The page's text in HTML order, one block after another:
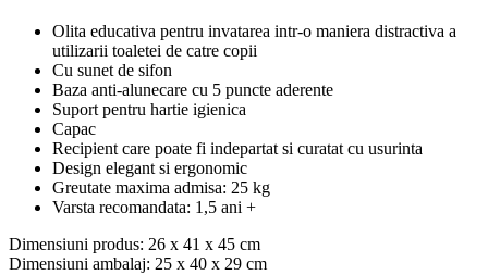
Olita educativa pentru invatarea intr-o maniera distractiva a
utilizarii toaletei de catre copii
Cu sunet de sifon
Baza anti-alunecare cu 5 puncte aderente
Suport pentru hartie igienica
Capac
Recipient care poate fi indepartat si curatat cu usurinta
Design elegant si ergonomic
Greutate maxima admisa: 25 kg
Varsta recomandata: 1,5 ani +
Dimensiuni produs: 26 x 41 x 45 cm
Dimensiuni ambalaj: 25 x 40 x 29 cm